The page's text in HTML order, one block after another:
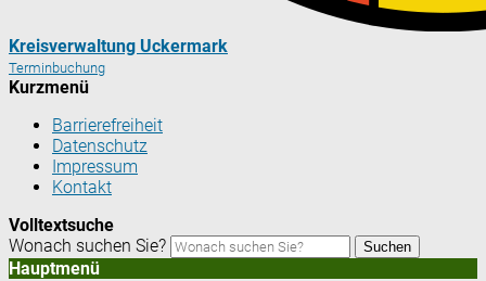
Kreisverwaltung Uckermark
Terminbuchung
Kurzmenü
Barrierefreiheit
Datenschutz
Impressum
Kontakt
Volltextsuche
Wonach suchen Sie?
Suchen
Hauptmenü